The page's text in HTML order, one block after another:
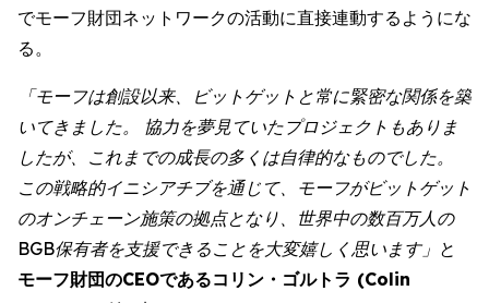
でモーフ財団ネットワークの活動に直接連動するようにな
る。
「モーフは創設以来、ビットゲットと常に緊密な関係を築
いてきました。 協力を夢見ていたプロジェクトもありま
したが、これまでの成長の多くは自律的なものでした。
この戦略的イニシアチブを通じて、モーフがビットゲット
のオンチェーン施策の拠点となり、世界中の数百万人の
BGB保有者を支援できることを大変嬉しく思います」 と
モーフ財団のCEOであるコリン・ゴルトラ (Colin